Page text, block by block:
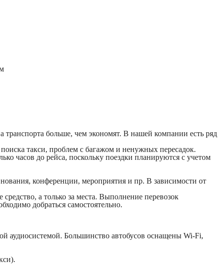
больше, чем экономят. В нашей компании есть ряд
такси, проблем с багажом и ненужных пересадок.
часов до рейса, поскольку поездки планируются с учетом
конференции, мероприятия и пр. В зависимости от
а только за места. Выполнение перевозок
добраться самостоятельно.
аудиосистемой. Большинство автобусов оснащены Wi-Fi,